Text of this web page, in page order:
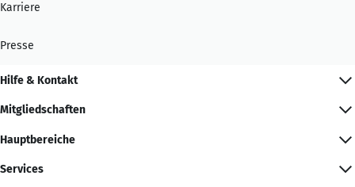
Karriere
Presse
Hilfe & Kontakt
Mitgliedschaften
Hauptbereiche
Services